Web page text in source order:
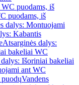
puodams, iš
puodams, iš
dalys: Montuojami
Kabantis
Atsarginės dalys:
bakeliai WC
Išoriniai bakeliai
ant WC
Vandens